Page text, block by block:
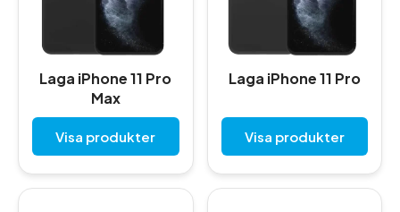
Laga iPhone 11 Pro
Max
Visa produkter
Laga iPhone 11 Pro
Visa produkter